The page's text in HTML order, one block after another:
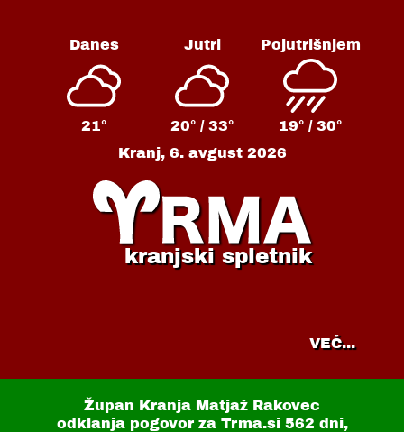
Danes
21°
Jutri
20° / 33°
Pojutrišnjem
19° / 30°
Kranj, 6. avgust 2026
kranjski spletnik
VEČ...
Župan Kranja Matjaž Rakovec
odklanja pogovor za Trma.si 562 dni,